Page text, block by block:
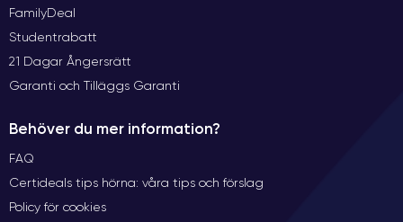
FamilyDeal
Studentrabatt
21 Dagar Ångersrätt
Garanti och Tilläggs Garanti
Behöver du mer information?
FAQ
Certideals tips hörna: våra tips och förslag
Policy för cookies